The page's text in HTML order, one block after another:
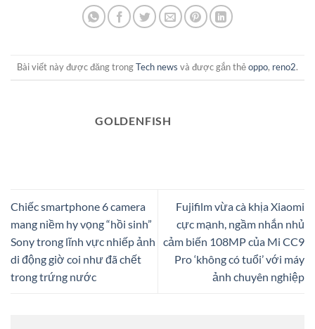
Bài viết này được đăng trongTech news và được gắn thẻoppo, reno2.
GOLDENFISH
Chiếc smartphone 6 camera
mang niềm hy vọng “hồi sinh”
Sony trong lĩnh vực nhiếp ảnh
di động giờ coi như đã chết
trong trứng nước
Fujifilm vừa cà khịa Xiaomi
cực mạnh, ngầm nhắn nhủ
cảm biến 108MP của Mi CC9
Pro ‘không có tuổi’ với máy
ảnh chuyên nghiệp